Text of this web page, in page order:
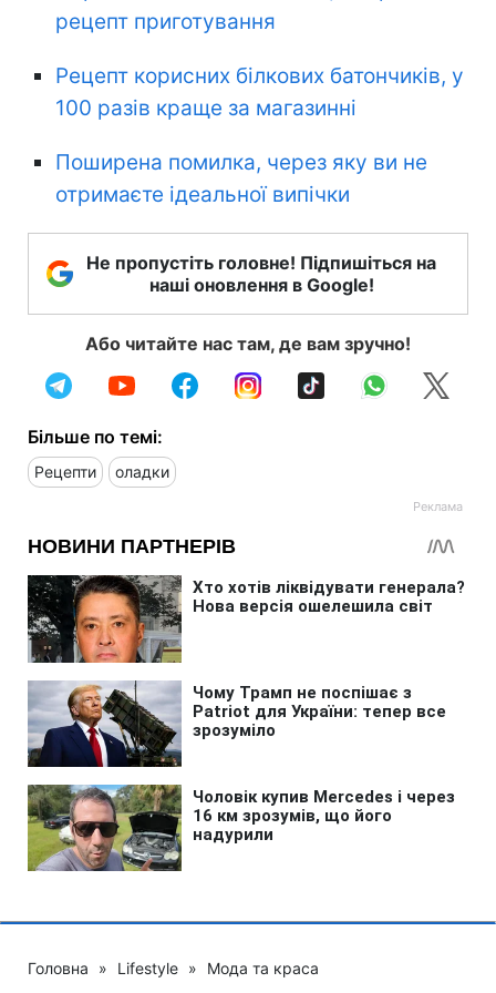
рецепт приготування
Рецепт корисних білкових батончиків, у
100 разів краще за магазинні
Поширена помилка, через яку ви не
отримаєте ідеальної випічки
Не пропустіть головне! Підпишіться на
наші оновлення в Google!
Або читайте нас там, де вам зручно!
Більше по темі:
Рецепти оладки
Головна » Lifestyle » Мода та краса